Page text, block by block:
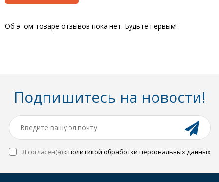
Об этом товаре отзывов пока нет. Будьте первым!
Подпишитесь на новости!
Я согласен(a)с политикой обработки персональных данных